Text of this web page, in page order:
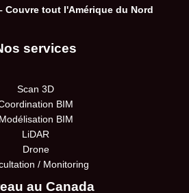
Couvre tout l'Amérique du Nord
services
Scan 3D
BIM
Modélisation BIM
LiDAR
Drone
/ Monitoring
au Canada